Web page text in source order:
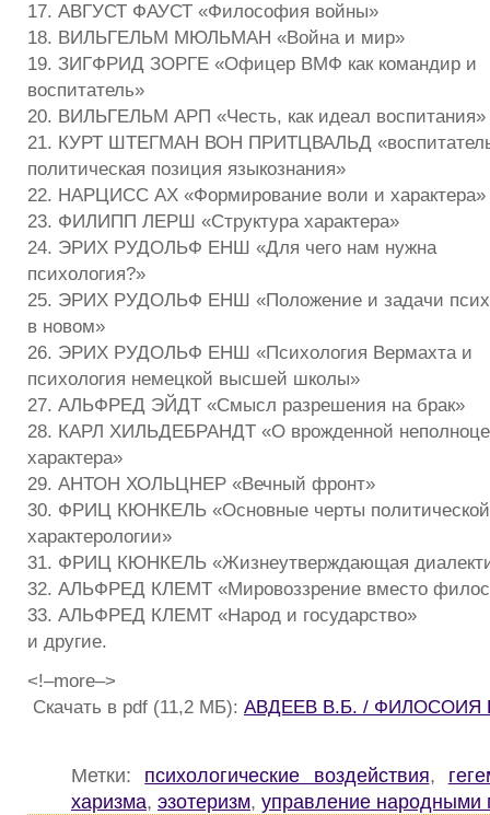
17. АВГУСТ ФАУСТ «Философия войны»
18. ВИЛЬГЕЛЬМ МЮЛЬМАН «Война и мир»
19. ЗИГФРИД ЗОРГЕ «Офицер ВМФ как командир и
воспитатель»
20. ВИЛЬГЕЛЬМ АРП «Честь, как идеал воспитания»
21. КУРТ ШТЕГМАН ВОН ПРИТЦВАЛЬД
политическая позиция языкознания»
22. НАРЦИСС АХ «Формирование воли и характера»
23. ФИЛИПП ЛЕРШ «Структура характера»
24. ЭРИХ РУДОЛЬФ ЕНШ «Для чего нам нужна
психология?»
25. ЭРИХ РУДОЛЬФ ЕНШ «Положение и задачи
в новом»
26. ЭРИХ РУДОЛЬФ ЕНШ «Психология Вермахта и
психология немецкой высшей школы»
27. АЛЬФРЕД ЭЙДТ «Смысл разрешения на брак»
28. КАРЛ ХИЛЬДЕБРАНДТ «О врожденной
характера»
29. АНТОН ХОЛЬЦНЕР «Вечный фронт»
30. ФРИЦ КЮНКЕЛЬ «Основные черты политической
характерологии»
31. ФРИЦ КЮНКЕЛЬ «Жизнеутверждающая
32. АЛЬФРЕД КЛЕМТ «Мировоззрение вместо
33. АЛЬФРЕД КЛЕМТ «Народ и государство»
и другие.
<!–more–>
Скачать в pdf (11,2 МБ): АВДЕЕВ В.Б. /
Метки: психологические воздействия,
харизма, эзотеризм, управление народными